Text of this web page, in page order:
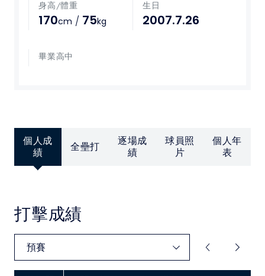
聯絡我們
LINK
教育部體育署
身高/體重
170cm / 75kg
生日
2007.7.26
畢業高中
個人成
績
全壘打
逐場成
績
球員照
片
個人年
表
打擊成績